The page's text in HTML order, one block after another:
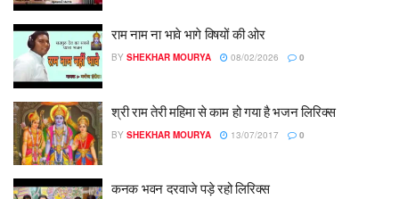
राम नाम ना भावे भागे विषयों की ओर
BY SHEKHAR MOURYA 08/02/2026 0
श्री राम तेरी महिमा से काम हो गया है भजन लिरिक्स
BY SHEKHAR MOURYA 13/07/2017 0
कनक भवन दरवाजे पड़े रहो लिरिक्स